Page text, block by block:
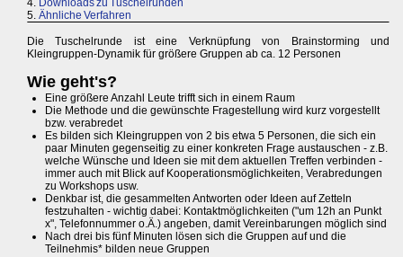
4. Downloads zu Tuschelrunden
5. Ähnliche Verfahren
Die Tuschelrunde ist eine Verknüpfung von Brainstorming und
Kleingruppen-Dynamik für größere Gruppen ab ca. 12 Personen
Wie geht's?
Eine größere Anzahl Leute trifft sich in einem Raum
Die Methode und die gewünschte Fragestellung wird kurz vorgestellt
bzw. verabredet
Es bilden sich Kleingruppen von 2 bis etwa 5 Personen, die sich ein
paar Minuten gegenseitig zu einer konkreten Frage austauschen - z.B.
welche Wünsche und Ideen sie mit dem aktuellen Treffen verbinden -
immer auch mit Blick auf Kooperationsmöglichkeiten, Verabredungen
zu Workshops usw.
Denkbar ist, die gesammelten Antworten oder Ideen auf Zetteln
festzuhalten - wichtig dabei: Kontaktmöglichkeiten ("um 12h an Punkt
x", Telefonnummer o.Ä.) angeben, damit Vereinbarungen möglich sind
Nach drei bis fünf Minuten lösen sich die Gruppen auf und die
Teilnehmis* bilden neue Gruppen